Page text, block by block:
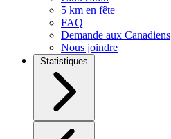
5 km en fête
FAQ
Demande aux Canadiens
Nous joindre
Statistiques